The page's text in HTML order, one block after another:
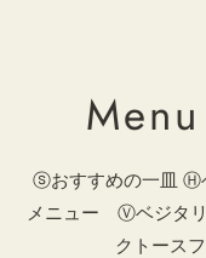
ⓢおすすめの一皿 Ⓗ
メニュー Ⓥベジタ
クトース